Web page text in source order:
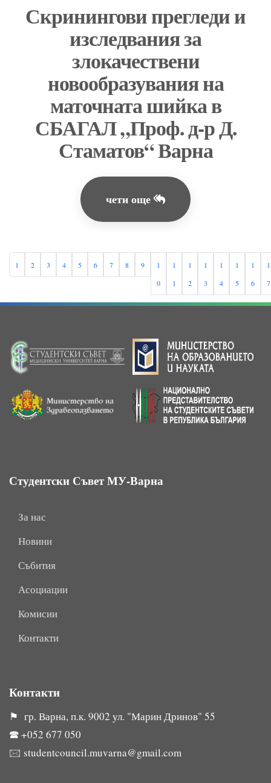
Скринингови прегледи и
изследвания за
злокачествени
новообразувания на
маточната шийка в
СБАГАЛ „Проф. д-р Д.
Стаматов“ Варна
чети още
1 2 3 4 5 6 7 8 9
1
0
1
1
1
2
1
3
1
4
1
5
1
6
1
7
Студентски Съвет МУ-Варна
За нас
Новини
Събития
Асоциации
Комисии
Контакти
Контакти
⚑ гр. Варна, п.к. 9002 ул. "Марин Дринов" 55
🕿+052 677 050
🖂 studentcouncil.muvarna@gmail.com